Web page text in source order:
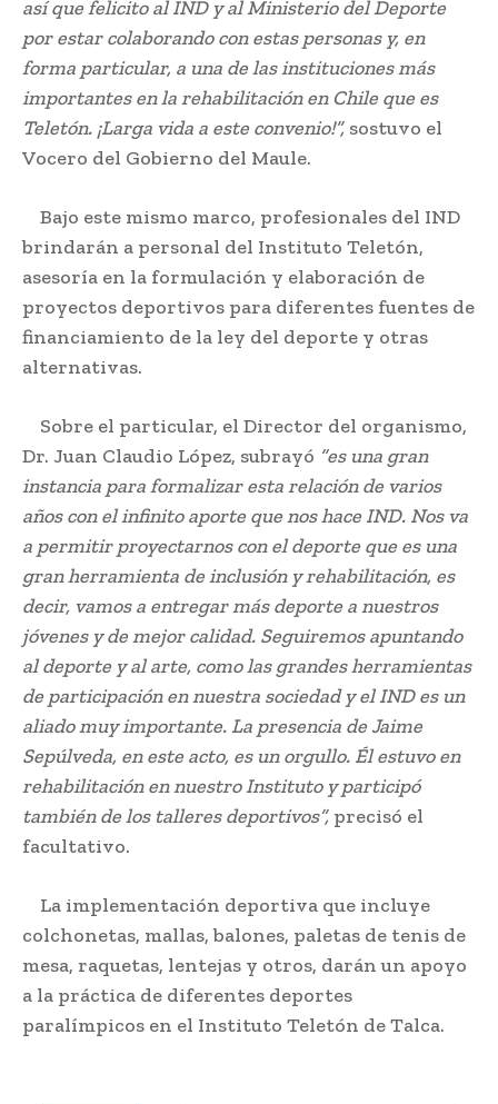
así que felicito al IND y al Ministerio del Deporte
por estar colaborando con estas personas y, en
forma particular, a una de las instituciones más
importantes en la rehabilitación en Chile que es
Teletón. ¡Larga vida a este convenio!”, sostuvo el
Vocero del Gobierno del Maule.
Bajo este mismo marco, profesionales del IND
brindarán a personal del Instituto Teletón,
asesoría en la formulación y elaboración de
proyectos deportivos para diferentes fuentes de
financiamiento de la ley del deporte y otras
alternativas.
Sobre el particular, el Director del organismo,
Dr. Juan Claudio López, subrayó “es una gran
instancia para formalizar esta relación de varios
años con el infinito aporte que nos hace IND. Nos va
a permitir proyectarnos con el deporte que es una
gran herramienta de inclusión y rehabilitación, es
decir, vamos a entregar más deporte a nuestros
jóvenes y de mejor calidad. Seguiremos apuntando
al deporte y al arte, como las grandes herramientas
de participación en nuestra sociedad y el IND es un
aliado muy importante. La presencia de Jaime
Sepúlveda, en este acto, es un orgullo. Él estuvo en
rehabilitación en nuestro Instituto y participó
también de los talleres deportivos”, precisó el
facultativo.
La implementación deportiva que incluye
colchonetas, mallas, balones, paletas de tenis de
mesa, raquetas, lentejas y otros, darán un apoyo
a la práctica de diferentes deportes
paralímpicos en el Instituto Teletón de Talca.